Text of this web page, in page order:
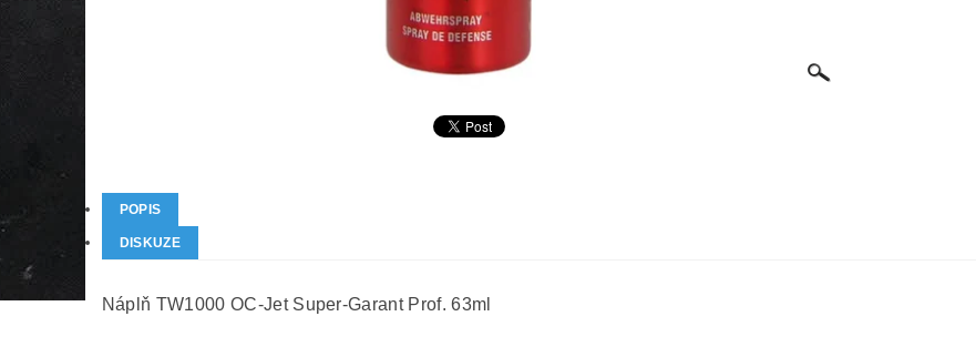
POPIS
DISKUZE
Náplň TW1000 OC-Jet Super-Garant Prof. 63ml